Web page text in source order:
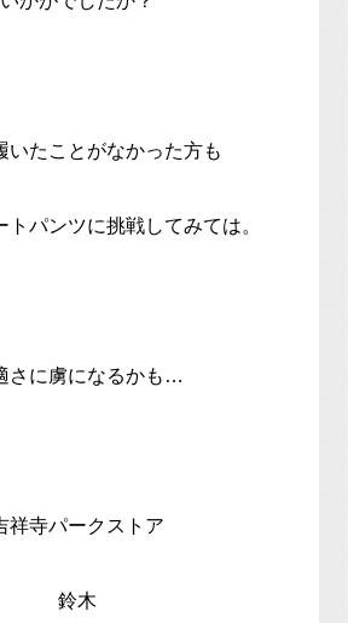
いたことがなかった方も
トパンツに挑戦してみては。
さに虜になるかも…
祥寺パークストア
鈴木